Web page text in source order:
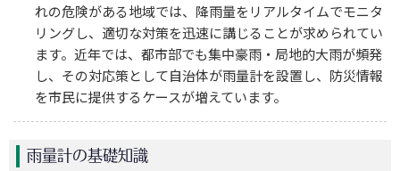
れの危険がある地域では、降雨量をリアルタイムでモニタ
リングし、適切な対策を迅速に講じることが求められてい
ます。近年では、都市部でも集中豪雨・局地的大雨が頻発
し、その対応策として自治体が雨量計を設置し、防災情報
を市民に提供するケースが増えています。
雨量計の基礎知識